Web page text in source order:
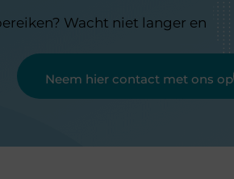
Wacht niet langer en
Neem hier contact met ons op